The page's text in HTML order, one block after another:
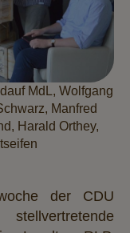
MdL, Wolfgang
Manfred
Harald Orthey,
der CDU